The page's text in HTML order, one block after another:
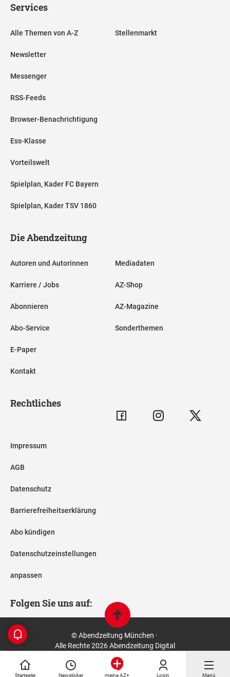
Startseite Newsticker meine AZ+ Login Menü
Services
Alle Themen von A-Z
Newsletter
Messenger
RSS-Feeds
Browser-Benachrichtigung
Ess-Klasse
Vorteilswelt
Spielplan, Kader FC Bayern
Spielplan, Kader TSV 1860
Stellenmarkt
Die Abendzeitung
Autoren und Autorinnen
Karriere / Jobs
Abonnieren
Abo-Service
E-Paper
Kontakt
Mediadaten
AZ-Shop
AZ-Magazine
Sonderthemen
Rechtliches
Impressum
AGB
Datenschutz
Barrierefreiheitserklärung
Abo kündigen
Datenschutzeinstellungen
anpassen
Folgen Sie uns auf:
© Abendzeitung München ·
Alle Rechte 2026 Abendzeitung Digital